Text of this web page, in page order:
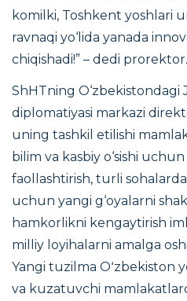
komilki, Toshkent yoshlari
ravnaqi yo‘lida yanada
chiqishadi!” – dedi prorektor.
ShHTning O‘zbekistondagi
diplomatiyasi markazi
uning tashkil etilishi
bilim va kasbiy o‘sishi
faollashtirish, turli
uchun yangi g‘oyalarni
hamkorlikni kengaytirish
milliy loyihalarni amalga
Yangi tuzilma Oʻzbekiston
va kuzatuvchi